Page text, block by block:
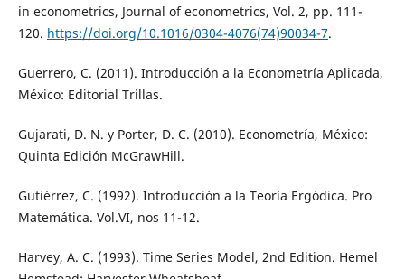
in econometrics, Journal of econometrics, Vol. 2, pp. 111-
120. https://doi.org/10.1016/0304-4076(74)90034-7.
Guerrero, C. (2011). Introducción a la Econometría Aplicada,
México: Editorial Trillas.
Gujarati, D. N. y Porter, D. C. (2010). Econometría, México:
Quinta Edición McGrawHill.
Gutiérrez, C. (1992). Introducción a la Teoría Ergódica. Pro
Matemática. Vol.VI, nos 11-12.
Harvey, A. C. (1993). Time Series Model, 2nd Edition. Hemel